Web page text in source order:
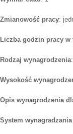
Zmianowość pracy:
Liczba godzin pracy w
Rodzaj wynagrodzenia
Wysokość
Opis wynagrodzenia
System